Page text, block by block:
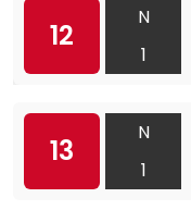
12
N
1
13
N
1